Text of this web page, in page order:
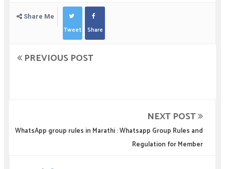
Share Me
Tweet Share
PREVIOUS POST
NEXT POST
WhatsApp group rules in Marathi : Whatsapp Group Rules and
Regulation for Member